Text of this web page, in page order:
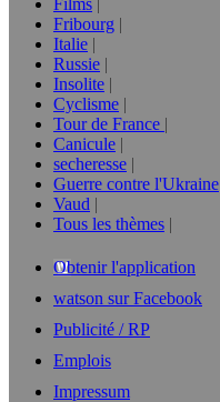
Films
Fribourg
Italie
Russie
Insolite
Cyclisme
Tour de France
Canicule
secheresse
Guerre contre l'Ukraine
Vaud
Tous les thèmes
Obtenir l'application
watson sur Facebook
Publicité / RP
Emplois
Impressum